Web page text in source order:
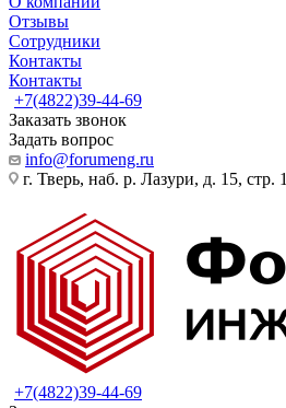
Отзывы
Сотрудники
Контакты
Контакты
+7(4822)39-44-69
Заказать звонок
Задать вопрос
info@forumeng.ru
г. Тверь, наб. р. Лазури, д. 15, стр. 1
+7(4822)39-44-69